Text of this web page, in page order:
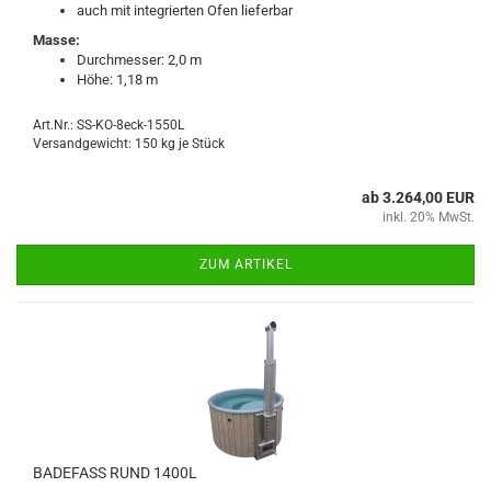
auch mit integrierten Ofen lieferbar
Masse:
Durchmesser: 2,0 m
Höhe: 1,18 m
Art.Nr.: SS-KO-8eck-1550L
Versandgewicht: 150 kg je Stück
ab 3.264,00 EUR
inkl. 20% MwSt.
ZUM ARTIKEL
BADEFASS RUND 1400L